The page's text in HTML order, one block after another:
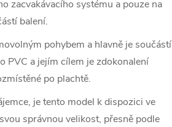
zacvakávacího systému a pouze na
balení.
pohybem a hlavně je součástí
PVC a jejím cílem je zdokonalení
po plachtě.
je tento model k dispozici ve
správnou velikost, přesně podle